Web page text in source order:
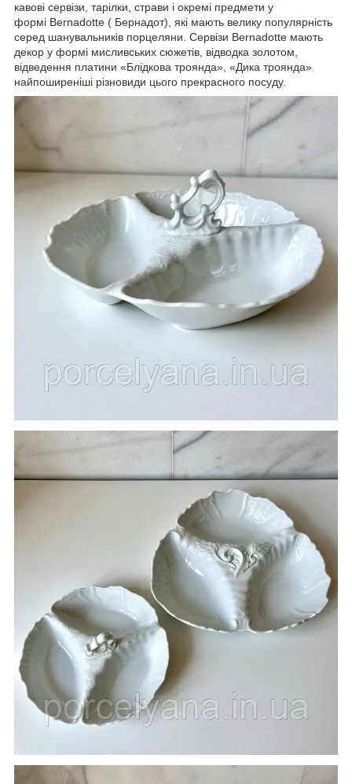
кавові сервізи, тарілки, страви і окремі предмети у
формі Bernadotte ( Бернадот), які мають велику популярність
серед шанувальників порцеляни. Сервізи Bernadotte мають
декор у формі мисливських сюжетів, відводка золотом,
відведення платини «Блідкова троянда», «Дика троянда»
найпоширеніші різновиди цього прекрасного посуду.